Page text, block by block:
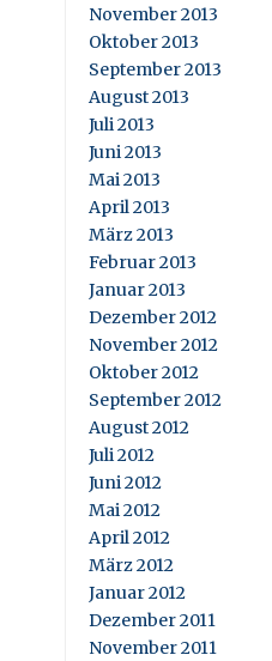
November 2013
Oktober 2013
September 2013
August 2013
Juli 2013
Juni 2013
Mai 2013
April 2013
März 2013
Februar 2013
Januar 2013
Dezember 2012
November 2012
Oktober 2012
September 2012
August 2012
Juli 2012
Juni 2012
Mai 2012
April 2012
März 2012
Januar 2012
Dezember 2011
November 2011